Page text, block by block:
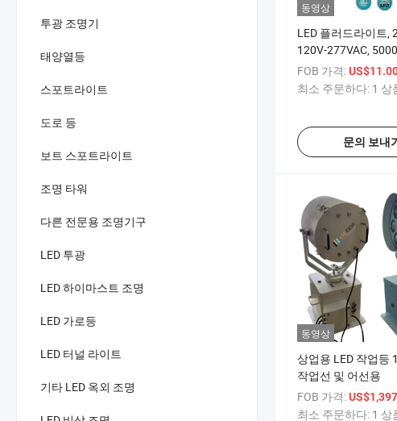
투광 조명기
태양열등
스포트라이트
도로 등
보트 스포트라이트
조명 타워
다른 전문용 조명기구
LED 투광
LED 하이마스트 조명
LED 가로등
LED 터널 라이트
기타 LED 옥외 조명
동영상
LED 플러드라이트,
120V-277VAC,
대칭 광학, IP66, 상
조명
FOB 가격:
최소 주문하다: 1 상
문의 보내기
동영상
상업용 LED 작업등
작업선 및 어선용
FOB 가격:
최소 주문하다: 1 상